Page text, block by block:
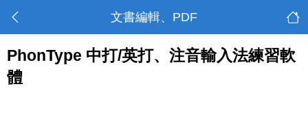
文書編輯、PDF
PhonType 中打/英打、注音輸入法練習軟
體